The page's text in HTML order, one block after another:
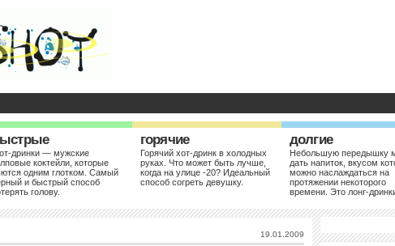
дринки — мужские
коктейли, которые
одним глотком. Самый
и быстрый способ
голову.
горячие
Горячий хот-дринк в холодных
руках. Что может быть лучше,
когда на улице -20? Идеальный
способ согреть девушку.
долгие
Небольшую передышку
дать напиток, вкусом
можно наслаждаться на
протяжении некоторого
времени. Это лонг-
19.01.2009